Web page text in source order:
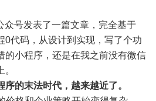
众号发表了一篇文章，完全基于
0代码，从设计到实现，写了个功
的小程序，还是在我之前没有微信
的末法时代，越来越近了。